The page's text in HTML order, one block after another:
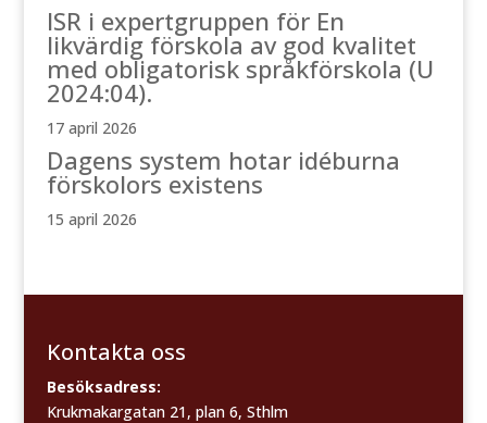
ISR i expertgruppen för En
likvärdig förskola av god kvalitet
med obligatorisk språkförskola (U
2024:04).
17 april 2026
Dagens system hotar idéburna
förskolors existens
15 april 2026
Kontakta oss
Besöksadress:
Krukmakargatan 21, plan 6, Sthlm